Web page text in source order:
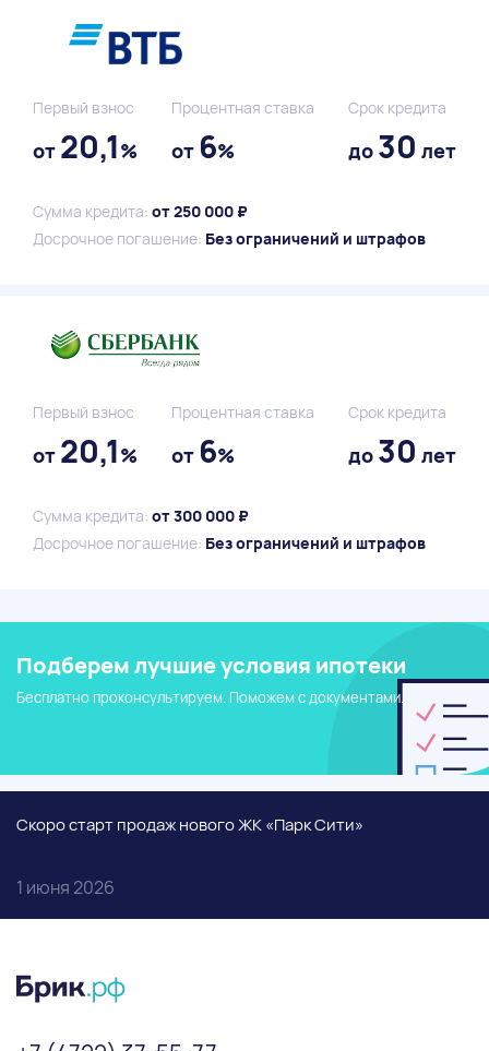
Первый взнос
от 20,1%
Процентная ставка
от 6%
Срок кредита
до 30 лет
Сумма кредита: от 250 000 ₽
Досрочное погашение: Без ограничений и штрафов
Первый взнос
от 20,1%
Процентная ставка
от 6%
Срок кредита
до 30 лет
Сумма кредита: от 300 000 ₽
Досрочное погашение: Без ограничений и штрафов
Подберем лучшие условия ипотеки
Бесплатно проконсультируем. Поможем с документами.
Скоро старт продаж нового ЖК «Парк Сити»
1 июня 2026